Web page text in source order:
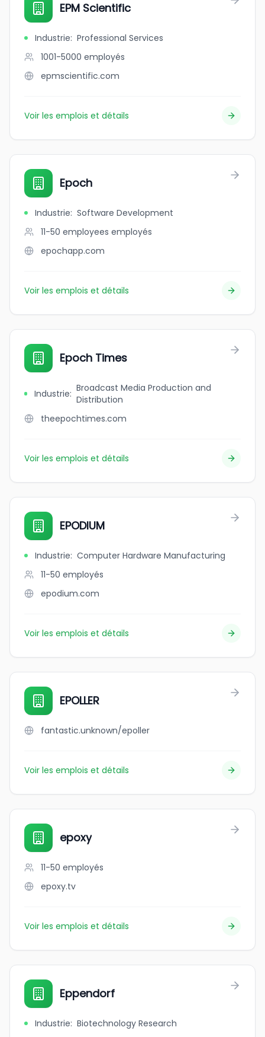
EPM Scientific
Industrie: Professional Services
1001-5000 employés
epmscientific.com
Voir les emplois et détails
Epoch
Industrie: Software Development
11-50 employees employés
epochapp.com
Voir les emplois et détails
Epoch Times
Industrie: Broadcast Media Production and
Distribution
theepochtimes.com
Voir les emplois et détails
EPODIUM
Industrie: Computer Hardware Manufacturing
11-50 employés
epodium.com
Voir les emplois et détails
EPOLLER
fantastic.unknown/epoller
Voir les emplois et détails
epoxy
11-50 employés
epoxy.tv
Voir les emplois et détails
Eppendorf
Industrie: Biotechnology Research